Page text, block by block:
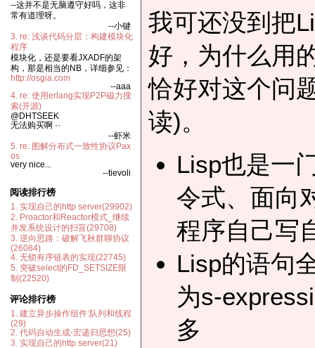
--这并不是无脑遵守好吗，这非
常有道理呀。
--小键
3. re: 浅谈代码分层：构建模块化
程序
模块化，还是要看JXADF的架
构，那是相当的NB，详细参见：
http://osgia.com
--aaa
4. re: 使用erlang实现P2P磁力搜
索(开源)
@DHTSEEK
无法购买啊 ··
--虾米
5. re: 图解分布式一致性协议Pax
os
very nice...
--tievoli
阅读排行榜
1. 实现自己的http server(29902)
2. Proactor和Reactor模式_继续
并发系统设计的扫盲(29708)
3. 逆向思路：破解飞秋群聊协议
(26084)
4. 无锁有序链表的实现(22745)
5. 突破select的FD_SETSIZE限
制(22520)
评论排行榜
1. 建立异步操作组件:队列和线程
(29)
2. 代码自动生成-宏递归思想(25)
3. 实现自己的http server(21)
我可还没到把
好，为什么用
恰好对这个问
读)。
Lisp也是一
令式、面向
程序自己写
Lisp的语句
为s-
多